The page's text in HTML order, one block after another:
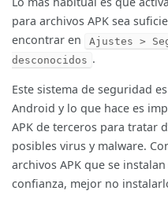
para archivos APK sea
encontrar en
Ajustes >
desconocidos .
Este sistema de seguridad
Android y lo que hace es
APK de terceros para tratar
posibles virus y malware.
archivos APK que se
confianza, mejor no